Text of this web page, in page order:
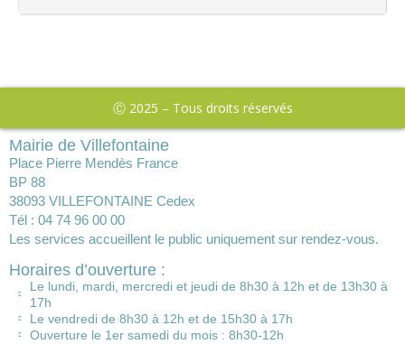
Ⓒ 2025 – Tous droits réservés
Mairie de Villefontaine
Place Pierre Mendès France
BP 88
38093 VILLEFONTAINE Cedex
Tél : 04 74 96 00 00
Les services accueillent le public uniquement sur rendez-vous.
Horaires d’ouverture :
Le lundi, mardi, mercredi et jeudi de 8h30 à 12h et de 13h30 à
17h
Le vendredi de 8h30 à 12h et de 15h30 à 17h
Ouverture le 1er samedi du mois : 8h30-12h